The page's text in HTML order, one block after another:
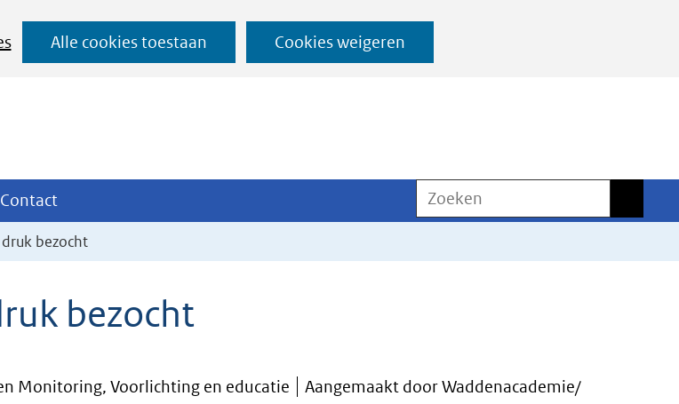
Alle cookies toestaan Cookies weigeren
Ga
naar
Contact
Uitklappen
Zoeken
bezocht
bezocht
Monitoring, Voorlichting en educatie
Aangemaakt door Waddenacademie/